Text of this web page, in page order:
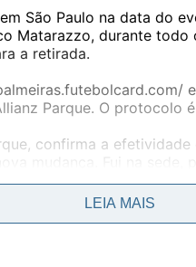
São Paulo na data do
Matarazzo, durante todo
a retirada.
Parque. O protocolo
confirma a efetividade
na mão".
se enerve além da
LEIA MAIS